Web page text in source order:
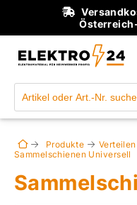
Produkte Verteilen
Sammelschienen Universell